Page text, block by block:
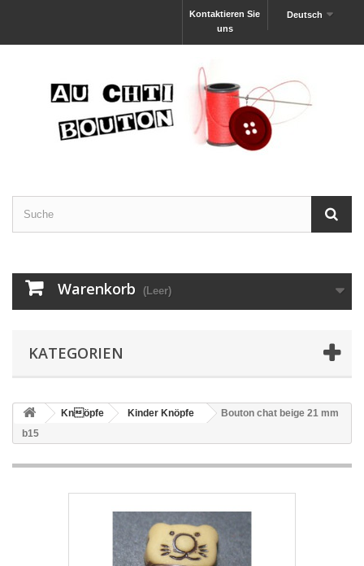
Deutsch
Kontaktieren Sie
uns
Warenkorb (Leer)
KATEGORIEN
Knöpfe Kinder Knöpfe
Bouton chat beige 21 mm
b15